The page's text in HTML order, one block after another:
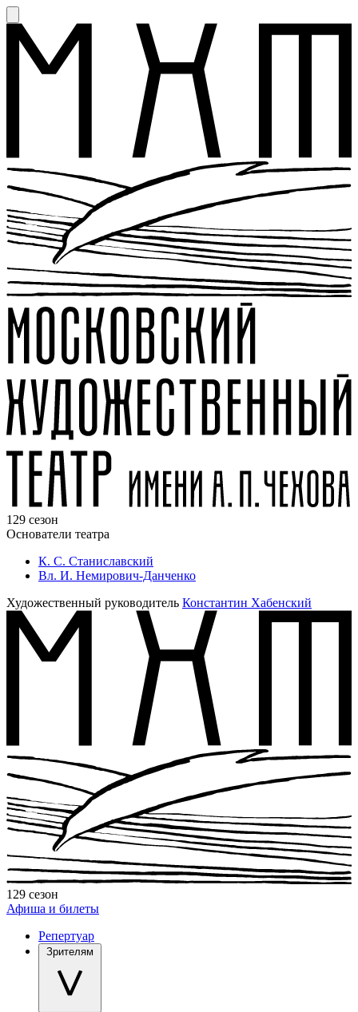
129 сезон
Основатели театра
К. С. Станиславский
Вл. И. Немирович-Данченко
Художественный руководитель Константин Хабенский
129 сезон
Афиша и билеты
Репертуар
Зрителям